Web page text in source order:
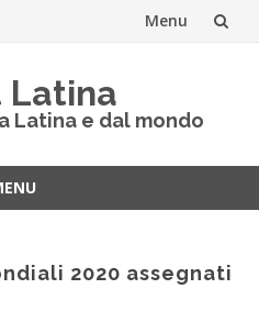
Menu
Latina
Latina e dal mondo
2020 assegnati